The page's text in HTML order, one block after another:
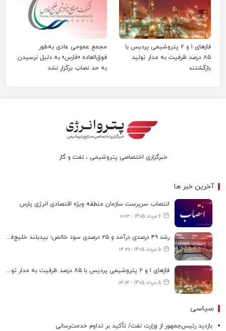
فازهای ۱ و ۲ پتروشیمی پردیس با
۸۵ درصد ظرفیت به مدار تولید
بازگشتند
مجمع عمومی عادی به‌طور
فوق‌العاده «فارس» به دلیل نرسیدن
به حد نصاب برگزار نشد
خبرگزاری اختصاصی پتروشیمی ، نفت و گاز
آخرین خبر ها
انتصاب سرپرست سازمان منطقه ویژه اقتصادی انرژی پارس
6 مرداد 1405 - ۱۰:۱۳
رشد ۴۹ درصدی درآمد و ۲۵ درصدی سود خالص؛ بیدبلند خلیج‌فارس سال ۱۴۰۴ را با رکوردهای جدید به پایان رساند
5 مرداد 1405 - ۱۴:۲۹
فازهای ۱ و ۲ پتروشیمی پردیس با ۸۵ درصد ظرفیت به مدار تولید بازگشتند
5 مرداد 1405 - ۱۴:۱۴
سیاسی
بازدید رئیس‌جمهور از وزارت نفت/ تأکید بر تداوم خدمت‌رسانی